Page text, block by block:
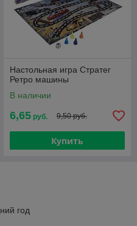
Настольная игра Стратег
Ретро машины
В наличии
6,65 руб. 9,50 руб.
Купить
год